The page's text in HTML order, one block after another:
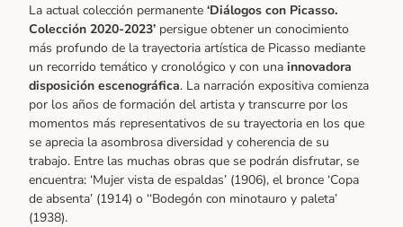
La actual colección permanente‘Diálogos con Picasso.
Colección 2020-2023’ persigue obtener un conocimiento
más profundo de la trayectoria artística de Picasso mediante
un recorrido temático y cronológico y con unainnovadora
disposición escenográfica. La narración expositiva comienza
por los años de formación del artista y transcurre por los
momentos más representativos de su trayectoria en los que
se aprecia la asombrosa diversidad y coherencia de su
trabajo. Entre las muchas obras que se podrán disfrutar, se
encuentra: ‘Mujer vista de espaldas’ (1906), el bronce ‘Copa
de absenta’ (1914) o ‘‘Bodegón con minotauro y paleta’
(1938).